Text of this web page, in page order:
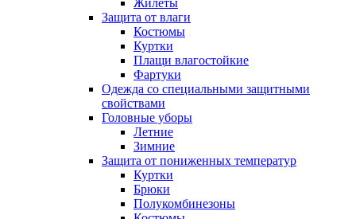
Жилеты
Защита от влаги
Костюмы
Куртки
Плащи влагостойкие
Фартуки
Одежда со специальными защитными
свойствами
Головные уборы
Летние
Зимние
Защита от пониженных температур
Куртки
Брюки
Полукомбинезоны